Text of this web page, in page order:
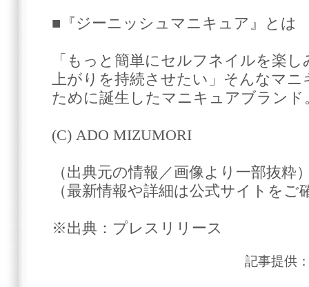
■『ジーニッシュマニキュア』とは
「もっと簡単にセルフネイルを楽
上がりを持続させたい」そんなマニ
ために誕生したマニキュアブランド
(C) ADO MIZUMORI
（出典元の情報／画像より一部抜粋
（最新情報や詳細は公式サイトをご
※出典：プレスリリース
記事提供